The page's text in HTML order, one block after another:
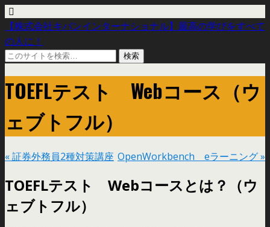
【株式会社キバンインターナショナル】最高の学びをすべて
の人に！
TOEFLテスト Webコース（ウ
ェブトフル）
« 証券外務員2種対策講座 OpenWorkbench eラーニング »
TOEFLテスト Webコースとは？（ウ
ェブトフル）